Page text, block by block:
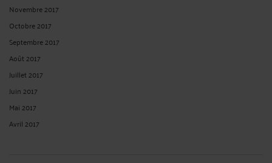
Novembre 2017
Octobre 2017
Septembre 2017
Août 2017
Juillet 2017
Juin 2017
Mai 2017
Avril 2017